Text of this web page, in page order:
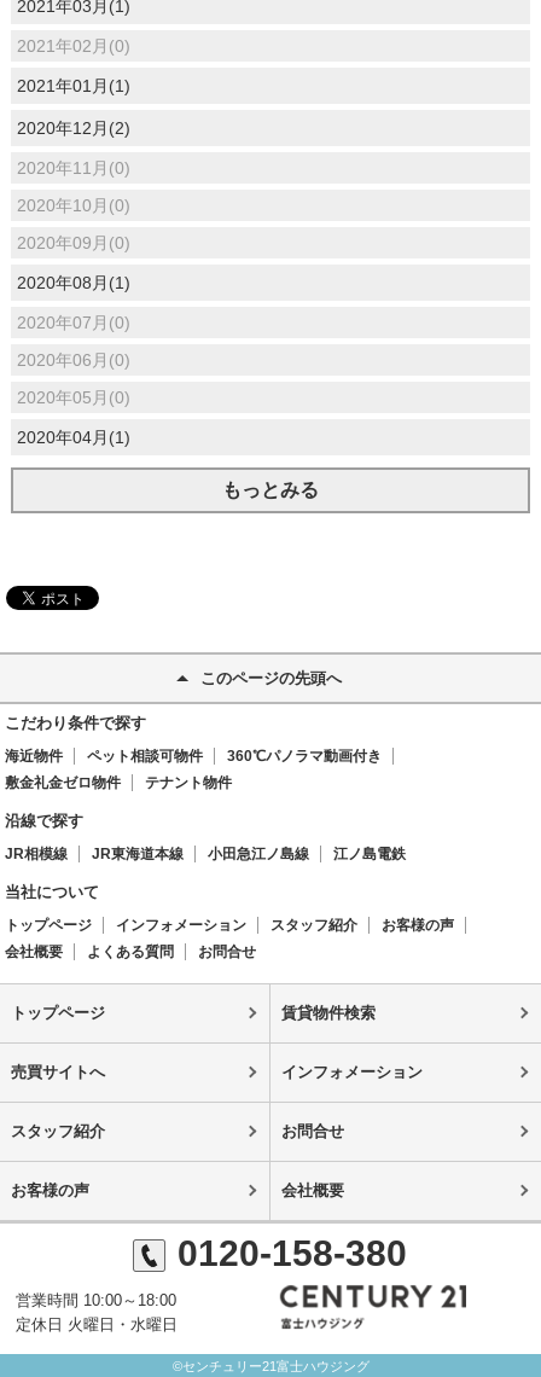
2021年03月(1)
2021年02月(0)
2021年01月(1)
2020年12月(2)
2020年11月(0)
2020年10月(0)
2020年09月(0)
2020年08月(1)
2020年07月(0)
2020年06月(0)
2020年05月(0)
2020年04月(1)
もっとみる
このページの先頭へ
こだわり条件で探す
海近物件 ペット相談可物件
360℃パノラマ動画付き
敷金礼金ゼロ物件
テナント物件
沿線で探す
JR相模線 JR東海道本線 小田急江ノ島線 江ノ島電鉄
当社について
トップページ インフォメーション スタッフ紹介
お客様の声
会社概要
よくある質問 お問合せ
トップページ 賃貸物件検索
売買サイトへ インフォメーション
スタッフ紹介 お問合せ
お客様の声 会社概要
0120-158-380
営業時間 10:00～18:00
定休日 火曜日・水曜日
©センチュリー21富士ハウジング